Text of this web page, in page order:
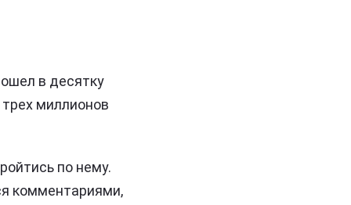
в десятку
миллионов
по нему.
комментариями,